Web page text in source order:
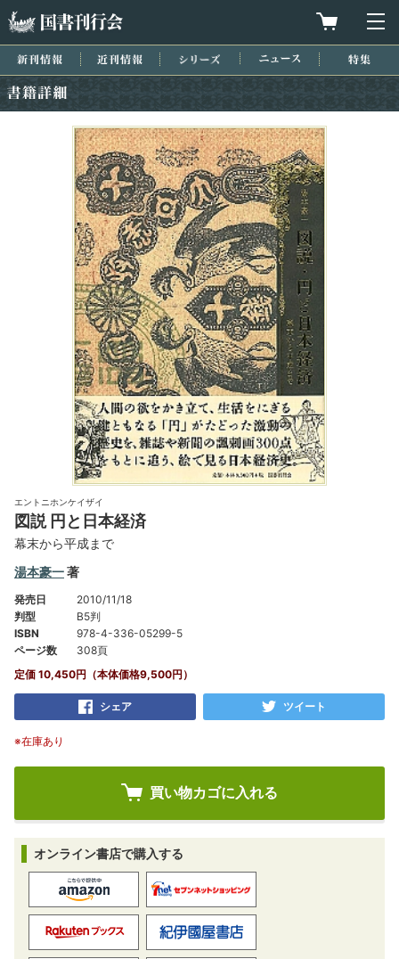
買物カゴを
新刊情報 近刊情報 シリーズ ニュース
エントニホンケイザイ
図説 円と日本経済
幕末から平成まで
湯本豪一著
発売日
2010/11/18
判型
B5判
ISBN
978-4-336-05299-5
ページ数
308頁
定価 10,450円（本体価格9,500円）
シェア ツイート
※在庫あり
オンライン書店で購入する